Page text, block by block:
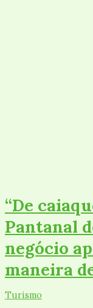
“De
Pantanal
negócio
maneira
Turismo